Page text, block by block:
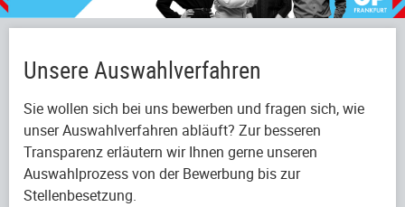
Unsere Auswahlverfahren
Sie wollen sich bei uns bewerben und fragen sich, wie
unser Auswahlverfahren abläuft? Zur besseren
Transparenz erläutern wir Ihnen gerne unseren
Auswahlprozess von der Bewerbung bis zur
Stellenbesetzung.